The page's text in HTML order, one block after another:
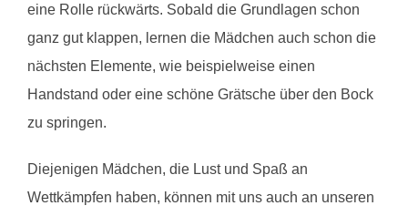
eine Rolle rückwärts. Sobald die Grundlagen schon
ganz gut klappen, lernen die Mädchen auch schon die
nächsten Elemente, wie beispielweise einen
Handstand oder eine schöne Grätsche über den Bock
zu springen.
Diejenigen Mädchen, die Lust und Spaß an
Wettkämpfen haben, können mit uns auch an unseren